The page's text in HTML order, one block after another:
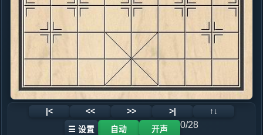
|< << >> >| ↑↓
☰ 设置 自动 开声 0/28